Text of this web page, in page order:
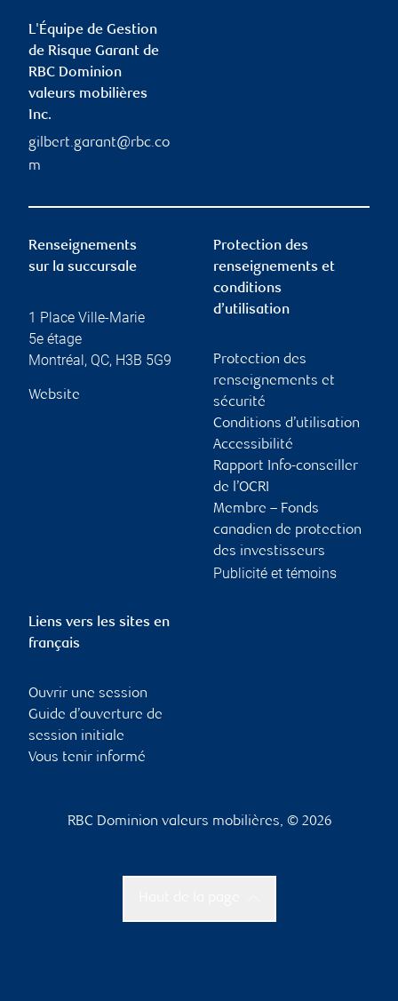
L'Équipe de Gestion
de Risque Garant de
RBC Dominion
valeurs mobilières
Inc.
gilbert.garant@rbc.co
m
Renseignements
sur la succursale
1 Place Ville-Marie
5e étage
Montréal , QC, H3B 5G9
Website
Protection des
renseignements et
conditions
d’utilisation
Protection des
renseignements et
sécurité
Conditions d’utilisation
Accessibilité
Rapport Info-conseiller
de l’OCRI
Membre – Fonds
canadien de protection
des investisseurs
Publicité et témoins
Liens vers les sites en
français
Ouvrir une session
Guide d’ouverture de
session initiale
Vous tenir informé
RBC Dominion valeurs mobilières, © 2026